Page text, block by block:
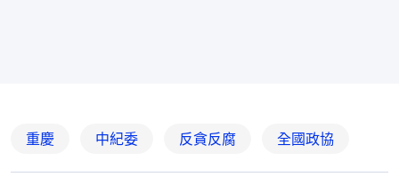
重慶 中紀委 反貪反腐 全國政協